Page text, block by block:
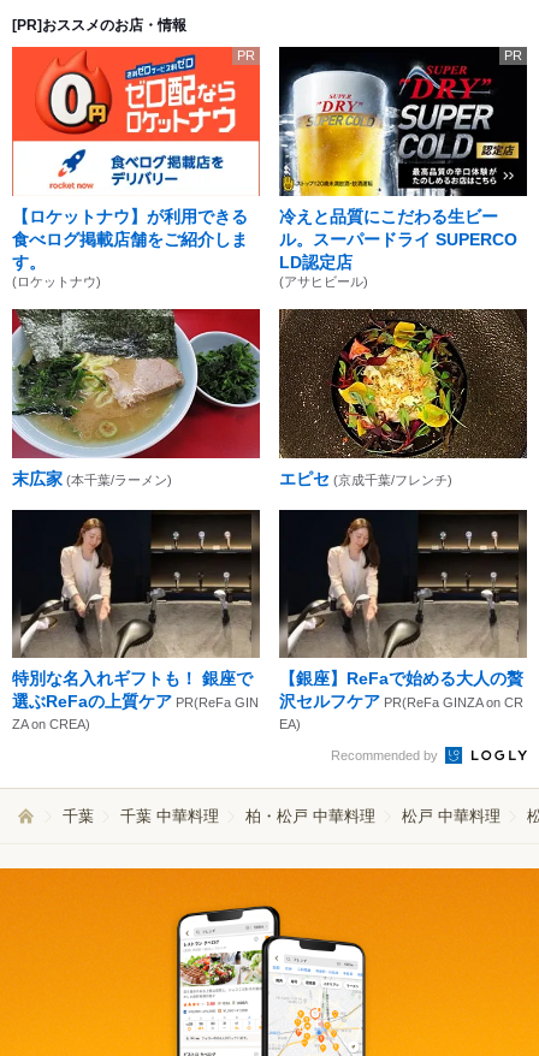
[PR]おススメのお店・情報
PR
【ロケットナウ】が利用できる
食べログ掲載店舗をご紹介しま
す。
(ロケットナウ)
PR
冷えと品質にこだわる生ビー
ル。スーパードライ SUPERCO
LD認定店
(アサヒビール)
末広家 (本千葉/ラーメン) エピセ (京成千葉/フレンチ)
特別な名入れギフトも！ 銀座で
選ぶReFaの上質ケア PR(ReFa GIN
ZA on CREA)
【銀座】ReFaで始める大人の贅
沢セルフケア PR(ReFa GINZA on CR
EA)
Recommended by
千葉 千葉 中華料理 柏・松戸 中華料理 松戸 中華料理